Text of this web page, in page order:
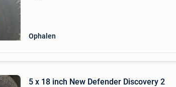
Ophalen
5 x 18 inch New Defender Discovery 2